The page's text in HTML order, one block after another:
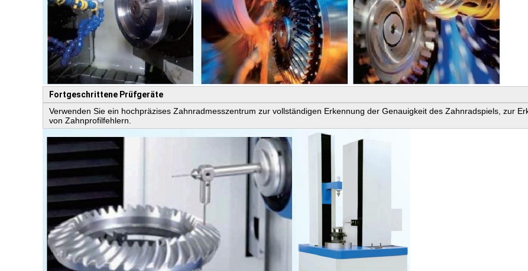
Fortgeschrittene Prüfgeräte
Verwenden Sie ein hochpräzises Zahnradmesszentrum zur vollständigen Erkennung der Genauigkeit des Zahnradspiels, zur
von Zahnprofilfehlern.